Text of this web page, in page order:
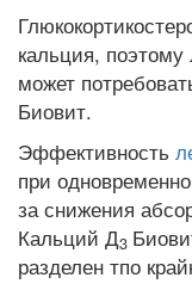
кальция, поэтому
может
Биовит.
Эффективность
при
за снижения
Кальций Д3
разделен тпо